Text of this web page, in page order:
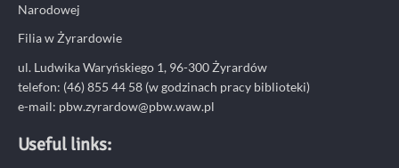
Narodowej
Filia w Żyrardowie
ul. Ludwika Waryńskiego 1, 96-300 Żyrardów
telefon: (46) 855 44 58 (w godzinach pracy biblioteki)
e-mail: pbw.zyrardow@pbw.waw.pl
Useful links: